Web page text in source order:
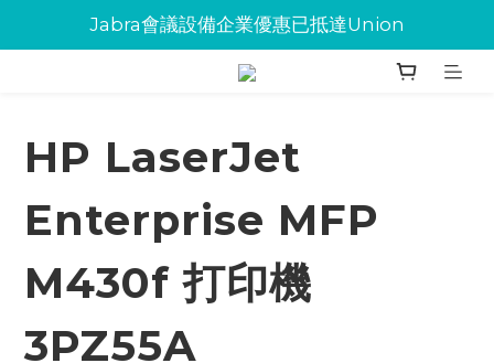
Jabra會議設備企業優惠已抵達Union
Jabra會議設備企業優惠已抵達Union
環保碳粉歡迎大量下單
HP LaserJet
Enterprise MFP
M430f 打印機
3PZ55A